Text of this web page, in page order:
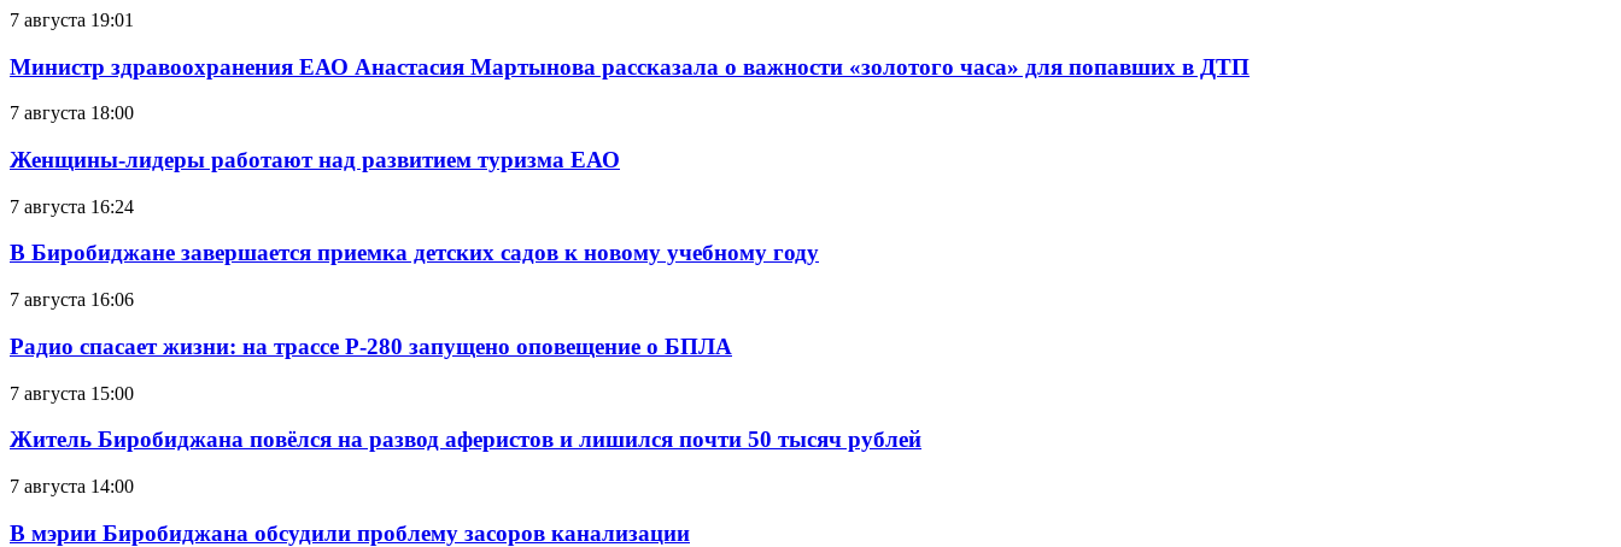
7 августа 19:01
Министр здравоохранения ЕАО Анастасия Мартынова рассказала о важности «золотого часа» для попавших в ДТП
7 августа 18:00
Женщины-лидеры работают над развитием туризма ЕАО
7 августа 16:24
В Биробиджане завершается приемка детских садов к новому учебному году
7 августа 16:06
Радио спасает жизни: на трассе Р-280 запущено оповещение о БПЛА
7 августа 15:00
Житель Биробиджана повёлся на развод аферистов и лишился почти 50 тысяч рублей
7 августа 14:00
В мэрии Биробиджана обсудили проблему засоров канализации